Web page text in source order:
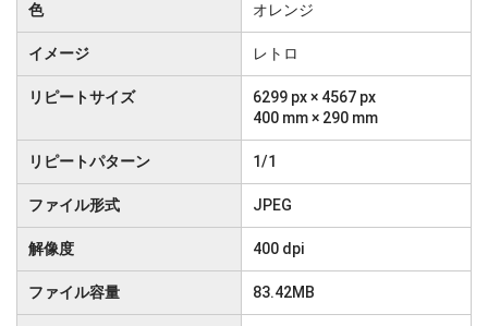
色 オレンジ
イメージ レトロ
リピートサイズ
6299 px × 4567 px
400 mm × 290 mm
リピートパターン 1/1
ファイル形式 JPEG
解像度 400 dpi
ファイル容量 83.42MB